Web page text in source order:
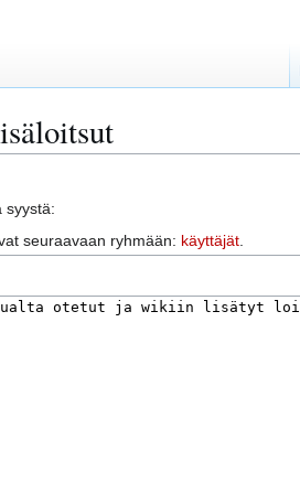
syystä:
seuraavaan ryhmään: käyttäjät